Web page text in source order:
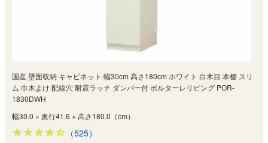
国産 壁面収納 キャビネット 幅30cm 高さ180cm ホワイト 白木目 本棚 スリ
ム 巾木よけ 配線穴 耐震ラッチ ダンパー付 ポルターレリビング POR-
1830DWH
幅30.0 × 奥行41.6 × 高さ180.0（cm）
（525）